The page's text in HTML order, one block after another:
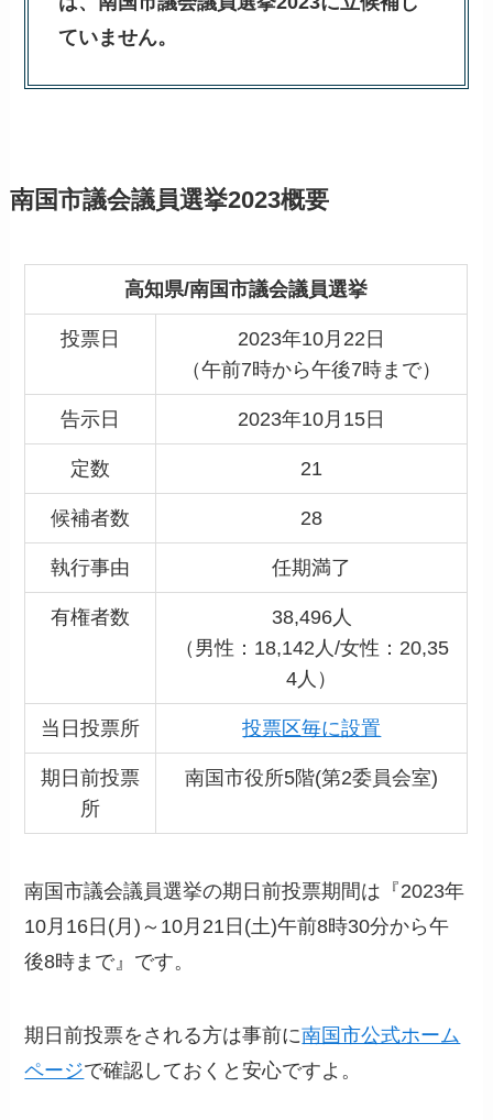
ていません。
南国市議会議員選挙2023概要
高知県/南国市議会議員選挙
投票日
2023年10月22日
（午前7時から午後7時まで）
告示日 2023年10月15日
定数 21
候補者数 28
執行事由 任期満了
有権者数
38,496人
（男性：18,142人/女性：20,35
4人）
当日投票所 投票区毎に設置
期日前投票
所
南国市役所5階(第2委員会室)
南国市議会議員選挙の期日前投票期間は『2023年
10月16日(月)～10月21日(土)午前8時30分から午
後8時まで』です。
期日前投票をされる方は事前に南国市公式ホーム
ページで確認しておくと安心ですよ。